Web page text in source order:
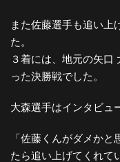
また佐藤選手も追い上
た。
３着には、地元の矢口
った決勝戦でした。
大森選手はインタビュ
「佐藤くんがダメか
たら追い上げてくれて